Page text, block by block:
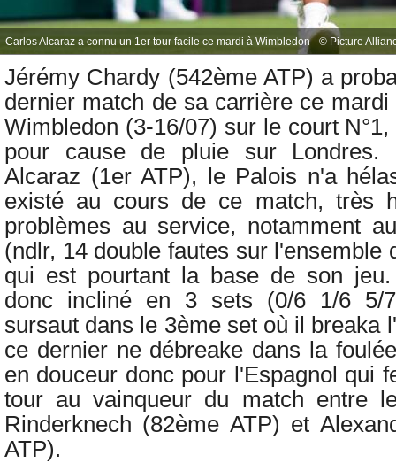
Carlos Alcaraz a connu un 1er tour facile ce mardi à Wimbledon - © Picture
Jérémy Chardy (542ème ATP) a
dernier match de sa carrière ce
Wimbledon (3-16/07) sur le court
pour cause de pluie sur Londres.
Alcaraz (1er ATP), le Palois n'a
existé au cours de ce match, très
problèmes au service, notamment
(ndlr, 14 double fautes sur l'ensemble
qui est pourtant la base de son
donc incliné en 3 sets (0/6 1/6 5/
sursaut dans le 3ème set où il breaka
ce dernier ne débreake dans la
en douceur donc pour l'Espagnol qui
tour au vainqueur du match entre
Rinderknech (82ème ATP) et
ATP).